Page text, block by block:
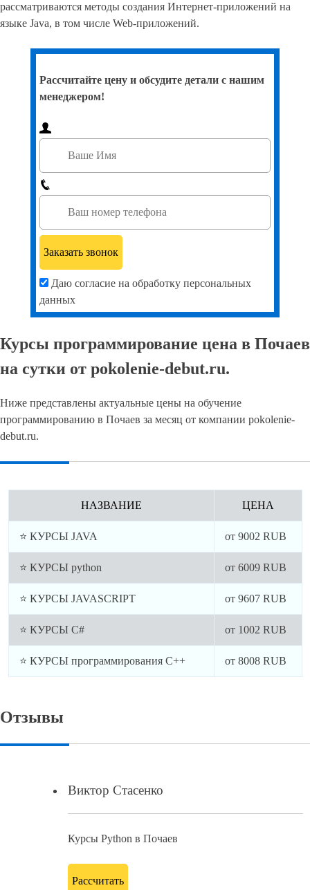
рассматриваются методы создания Интернет-приложений на
языке Java, в том числе Web-приложений.
Рассчитайте цену и обсудите детали с нашим
менеджером!
Даю согласие на обработку персональных
данных
Курсы программирование цена в Почаев
на сутки от pokolenie-debut.ru.
Ниже представлены актуальные цены на обучение
программированию в Почаев за месяц от компании pokolenie-
debut.ru.
НАЗВАНИЕ ЦЕНА
⭐ КУРСЫ JAVA от 9002 RUB
⭐ КУРСЫ python от 6009 RUB
⭐ КУРСЫ JAVASCRIPT от 9607 RUB
⭐ КУРСЫ C# от 1002 RUB
⭐ КУРСЫ программирования C++ от 8008 RUB
Отзывы
Виктор Стасенко
Курсы Python в Почаев
Рассчитать